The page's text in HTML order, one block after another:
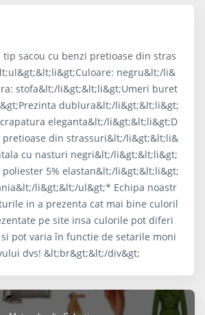
tip sacou cu benzi pretioase din stras
negru&lt;/li&
stofa&lt;/li&gt;&lt;li&gt;Umeri buret
dublura&lt;/li&gt;&lt;li&gt;
eleganta&lt;/li&gt;&lt;li&gt;D
pretioase din strassuri&lt;/li&gt;&lt;li&
cu nasturi negri&lt;/li&gt;&lt;li&gt;
poliester 5% elastan&lt;/li&gt;&lt;li&gt;
li&gt;&lt;/ul&gt;* Echipa noastr
in a prezenta cat mai bine culoril
pe site insa culorile pot diferi
pot varia în functie de setarile moni
dvs! &lt;br&gt;&lt;/div&gt;